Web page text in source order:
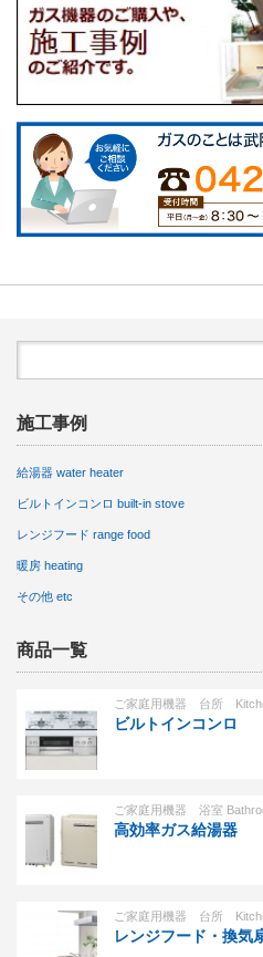
施工事例
給湯器 water heater
ビルトインコンロ built-in stove
レンジフード range food
暖房 heating
その他 etc
商品一覧
ご家庭用機器 台所
ビルトインコンロ
ご家庭用機器 浴室
高効率ガス給湯器
ご家庭用機器 台所
レンジフード・換気